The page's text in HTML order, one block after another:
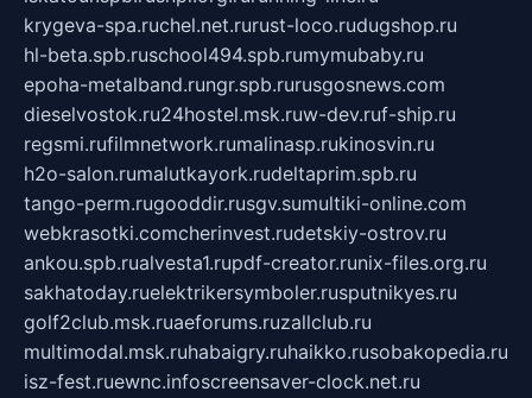
krygeva-spa.ruchel.net.rurust-loco.rudugshop.ru
hl-beta.spb.ruschool494.spb.rumymubaby.ru
epoha-metalband.rungr.spb.rurusgosnews.com
dieselvostok.ru24hostel.msk.ruw-dev.ruf-ship.ru
regsmi.rufilmnetwork.rumalinasp.rukinosvin.ru
h2o-salon.rumalutkayork.rudeltaprim.spb.ru
tango-perm.rugooddir.rusgv.sumultiki-online.com
webkrasotki.comcherinvest.rudetskiy-ostrov.ru
ankou.spb.rualvesta1.rupdf-creator.runix-files.org.ru
sakhatoday.ruelektrikersymboler.rusputnikyes.ru
golf2club.msk.ruaeforums.ruzallclub.ru
multimodal.msk.ruhabaigry.ruhaikko.rusobakopedia.ru
isz-fest.ruewnc.infoscreensaver-clock.net.ru